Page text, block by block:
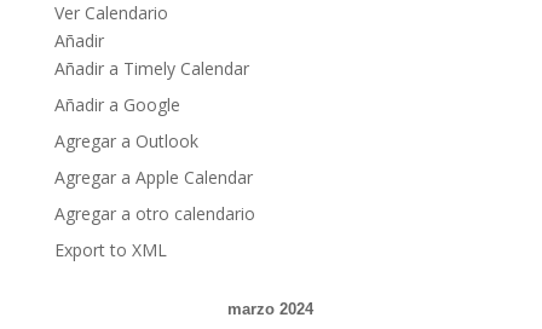
Ver Calendario
Añadir
Añadir a Timely Calendar
Añadir a Google
Agregar a Outlook
Agregar a Apple Calendar
Agregar a otro calendario
Export to XML
marzo 2024